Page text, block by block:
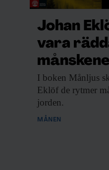
Att använda
eftersom den
hälsosam jord,
– Våra resultat
och hur
Johan
vara
I boken Månljus
Eklöf de rytmer
jorden.
MÅNEN